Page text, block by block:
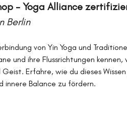
– Yoga Alliance
Berlin
von Yin Yoga und
und ihre Flussrichtungen
Erfahre, wie du dieses
innere Balance zu fördern.